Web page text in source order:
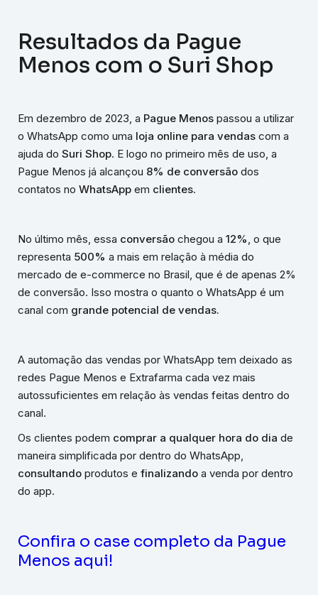
Resultados da Pague
Menos com o Suri Shop
Em dezembro de 2023, a Pague Menos passou a utilizar
o WhatsApp como uma loja online para vendas com a
ajuda do Suri Shop. E logo no primeiro mês de uso, a
Pague Menos já alcançou 8% de conversão dos
contatos no WhatsApp em clientes.
No último mês, essa conversão chegou a 12%, o que
representa 500% a mais em relação à média do
mercado de e-commerce no Brasil, que é de apenas 2%
de conversão. Isso mostra o quanto o WhatsApp é um
canal com grande potencial de vendas.
A automação das vendas por WhatsApp tem deixado as
redes Pague Menos e Extrafarma cada vez mais
autossuficientes em relação às vendas feitas dentro do
canal.
Os clientes podem comprar a qualquer hora do dia de
maneira simplificada por dentro do WhatsApp,
consultando produtos e finalizando a venda por dentro
do app.
Confira o case completo da Pague
Menos aqui!